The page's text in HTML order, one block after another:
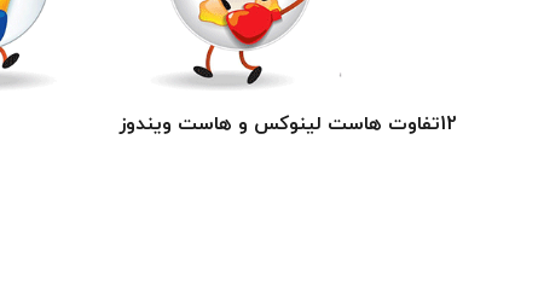
12تفاوت هاست لینوکس و هاست ویندوز